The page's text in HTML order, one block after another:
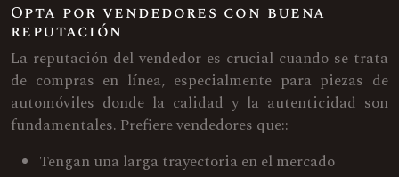
Opta por vendedores con buena
reputación
La reputación del vendedor es crucial cuando se trata
de compras en línea, especialmente para piezas de
automóviles donde la calidad y la autenticidad son
fundamentales. Prefiere vendedores que::
Tengan una larga trayectoria en el mercado